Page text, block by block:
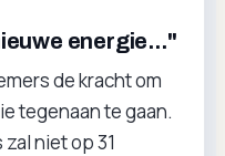
energie..."
de kracht om
tegenaan te gaan.
niet op 31